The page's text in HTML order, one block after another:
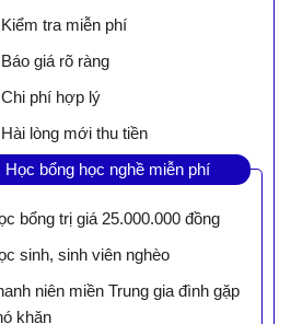
Kiểm tra miễn phí
Báo giá rõ ràng
Chi phí hợp lý
Hài lòng mới thu tiền
Học bổng học nghề miễn phí
bổng trị giá 25.000.000 đồng
sinh, sinh viên nghèo
niên miền Trung gia đình gặp
khăn